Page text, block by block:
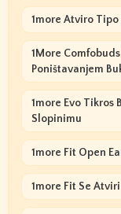
1more Atviro Tipo
1More
Poništavanjem
1more Evo Tikros
Slopinimu
1more Fit Open
1more Fit Se